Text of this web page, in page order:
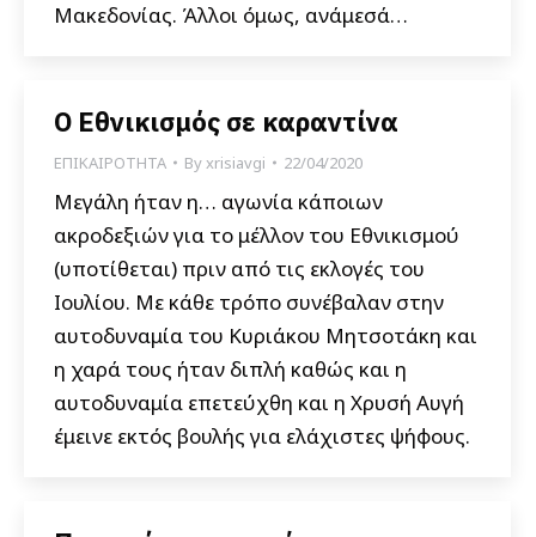
Μακεδονίας. Άλλοι όμως, ανάμεσά…
Ο Εθνικισμός σε καραντίνα
ΕΠΙΚΑΙΡΟΤΗΤΑ Byxrisiavgi 22/04/2020
Μεγάλη ήταν η… αγωνία κάποιων
ακροδεξιών για το μέλλον του Εθνικισμού
(υποτίθεται) πριν από τις εκλογές του
Ιουλίου. Με κάθε τρόπο συνέβαλαν στην
αυτοδυναμία του Κυριάκου Μητσοτάκη και
η χαρά τους ήταν διπλή καθώς και η
αυτοδυναμία επετεύχθη και η Χρυσή Αυγή
έμεινε εκτός βουλής για ελάχιστες ψήφους.